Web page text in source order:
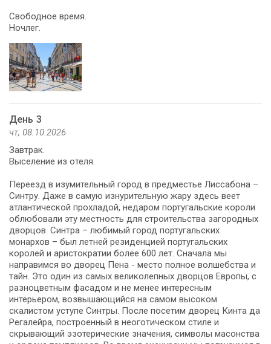
Свободное время.
Ночлег.
День 3
чт, 08.10.2026
Завтрак.
Выселение из отеля.
Переезд в изумительный город в предместье Лиссабона –
Синтру. Даже в самую изнурительную жару здесь веет
атлантической прохладой, недаром португальские короли
облюбовали эту местность для строительства загородных
дворцов. Синтра – любимый город португальских
монархов – был летней резиденцией португальских
королей и аристократии более 600 лет. Сначала мы
направимся во дворец Пена - место полное волшебства и
тайн. Это один из самых великолепных дворцов Европы, с
разноцветным фасадом и не менее интересным
интерьером, возвышающийся на самом высоком
скалистом уступе Синтры. После посетим дворец Кинта да
Регалейра, построенный в неоготическом стиле и
скрывающий эзотерические значения, символы масонства